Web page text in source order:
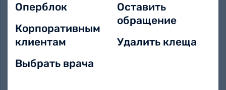
Оперблок
Корпоративным
клиентам
Выбрать врача
Оставить
обращение
Удалить клеща